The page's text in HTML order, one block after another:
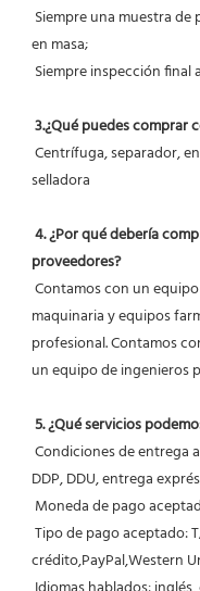
en masa;
Siempre inspección final
3.¿Qué puedes comprar
selladora
4. ¿Por qué debería
proveedores?
maquinaria y equipos
profesional. Contamos
un equipo de ingenieros
5. ¿Qué servicios
DDP, DDU, entrega
Moneda de pago
crédito,PayPal,Western